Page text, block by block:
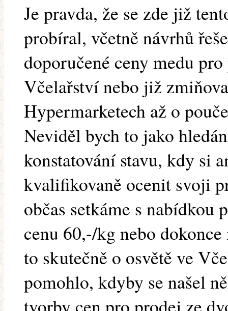
Je pravda, že se zde již
probíral, včetně návrhů
doporučené ceny medu
Včelařství nebo již
Hypermarketech až o
Neviděl bych to jako
konstatování stavu, kdy si
kvalifikovaně ocenit svoji
občas setkáme s nabídkou
cenu 60,-/kg nebo
to skutečně o osvětě ve
pomohlo, kdyby se našel
tvorby cen pro prodej ze